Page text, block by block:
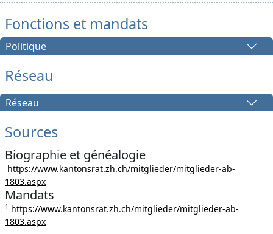
Fonctions et mandats
Politique
Réseau
Réseau
Sources
Biographie et généalogie
https://www.kantonsrat.zh.ch/mitglieder/mitglieder-ab-
1803.aspx
Mandats
1 https://www.kantonsrat.zh.ch/mitglieder/mitglieder-ab-
1803.aspx